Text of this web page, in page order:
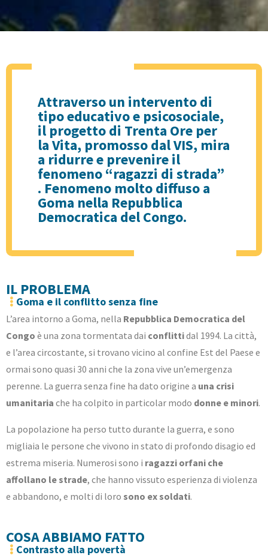
Attraverso un intervento di
tipo educativo e psicosociale,
il progetto di Trenta Ore per
la Vita, promosso dal VIS, mira
a ridurre e prevenire il
fenomeno “ragazzi di strada”
. Fenomeno molto diffuso a
Goma nella Repubblica
Democratica del Congo.
IL PROBLEMA
Goma e il conflitto senza fine
L’area intorno a Goma, nella Repubblica Democratica del
Congo è una zona tormentata dai conflittidal 1994. La città,
e l’area circostante, si trovano vicino al confine Est del Paese e
ormai sono quasi 30 anni che la zona vive un’emergenza
perenne. La guerra senza fine ha dato origine a una crisi
umanitaria che ha colpito in particolar modo donne e minori.
La popolazione ha perso tutto durante la guerra, e sono
migliaia le persone che vivono in stato di profondo disagio ed
estrema miseria. Numerosi sono i ragazzi orfani che
affollano le strade, che hanno vissuto esperienza di violenza
e abbandono, e molti di loro sono ex soldati.
COSA ABBIAMO FATTO
Contrasto alla povertà